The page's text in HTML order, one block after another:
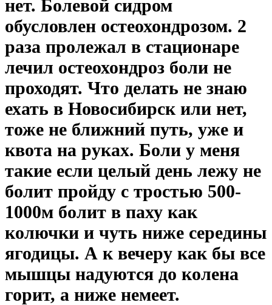
нет. Болевой сидром
обусловлен остеохондрозом. 2
раза пролежал в стационаре
лечил остеохондроз боли не
проходят. Что делать не знаю
ехать в Новосибирск или нет,
тоже не ближний путь, уже и
квота на руках. Боли у меня
такие если целый день лежу не
болит пройду с тростью 500-
1000м болит в паху как
колючки и чуть ниже середины
ягодицы. А к вечеру как бы все
мышцы надуются до колена
горит, а ниже немеет.